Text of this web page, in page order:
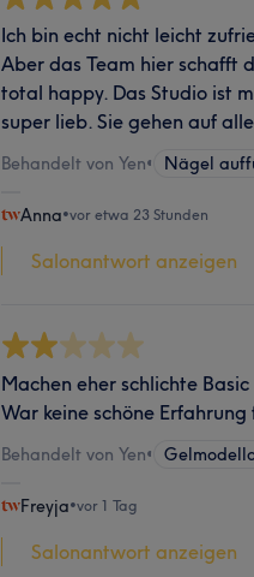
Ich bin echt nicht leicht
Aber das Team hier schafft
total happy. Das Studio ist
super lieb. Sie gehen auf
Behandelt von Yen• Nägel
Anna•vor etwa 23 Stunden
Salonantwort anzeigen
Machen eher schlichte
War keine schöne
Behandelt von Yen•
Freyja•vor 1 Tag
Salonantwort anzeigen